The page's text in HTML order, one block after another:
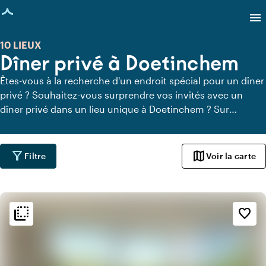
chargée
menu
Dîner privé à Doetinchem
10 LIEUX
Êtes-vous à la recherche d'un endroit spécial pour un dîner
privé ? Souhaitez-vous surprendre vos invités avec un
dîner privé dans un lieu unique à Doetinchem ? Sur
tous les lieux à Doetinchem où vous pouvez dîner en toute
tranquillité. Découvrez tous les lieux de restauration privée
pour un délicieux dîner privé.
filter_alt Filtre mapVoir la carte
flip_to_back favorite_border
flip_to_back Ambiance
info
Chaleureux